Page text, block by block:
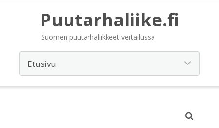
Puutarhaliike.fi
Suomen puutarhaliikkeet vertailussa